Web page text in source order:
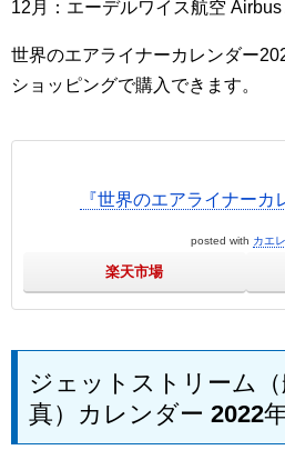
12月：エーデルワイス航空
世界のエアライナーカレンダー
ショッピングで購入できます。
『世界のエアライナーカ
posted with カエ
楽天市場
ジェットストリーム
真）カレンダー 2022